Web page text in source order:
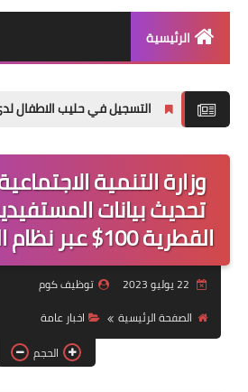
الرئيسية
اخبار
نماذج
التسجيل في حليب الاطفال لدى
وزارة التنمية
تحديث بيانات
القطرية 100$ عبر نظام الدخول الموحد
توظيف كوم
الصفحة الرئيسية
اخبار عامة
الحجم